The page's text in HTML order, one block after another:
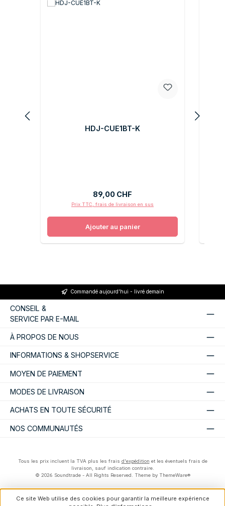
HDJ-CUE1BT-K
Prix régulier :
89,00 CHF
Prix TTC, frais de livraison en sus
Ajouter au panier
Commandé aujourd'hui - livré demain
CONSEIL &
SERVICE PAR E-MAIL
À PROPOS DE NOUS
INFORMATIONS & SHOPSERVICE
MOYEN DE PAIEMENT
MODES DE LIVRAISON
ACHATS EN TOUTE SÉCURITÉ
NOS COMMUNAUTÉS
Tous les prix incluent la TVA plus les frais d'expédition et les éventuels frais de
livraison, sauf indication contraire.
© 2026 Soundtrade - All Rights Reserved. Theme by ThemeWare®
Ce site Web utilise des cookies pour garantir la meilleure expérience